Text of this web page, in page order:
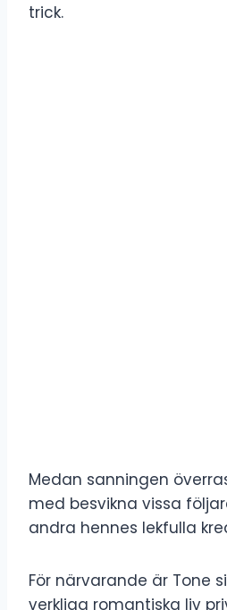
trick.
Medan sanningen
med besvikna vissa
andra hennes lekfulla
För närvarande är Tone
verkliga romantiska liv